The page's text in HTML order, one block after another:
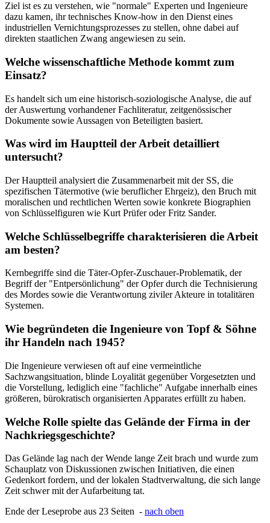
Ziel ist es zu verstehen, wie "normale" Experten und Ingenieure
dazu kamen, ihr technisches Know-how in den Dienst eines
industriellen Vernichtungsprozesses zu stellen, ohne dabei auf
direkten staatlichen Zwang angewiesen zu sein.
Welche wissenschaftliche Methode kommt zum
Einsatz?
Es handelt sich um eine historisch-soziologische Analyse, die auf
der Auswertung vorhandener Fachliteratur, zeitgenössischer
Dokumente sowie Aussagen von Beteiligten basiert.
Was wird im Hauptteil der Arbeit detailliert
untersucht?
Der Hauptteil analysiert die Zusammenarbeit mit der SS, die
spezifischen Tätermotive (wie beruflicher Ehrgeiz), den Bruch mit
moralischen und rechtlichen Werten sowie konkrete Biographien
von Schlüsselfiguren wie Kurt Prüfer oder Fritz Sander.
Welche Schlüsselbegriffe charakterisieren die Arbeit
am besten?
Kernbegriffe sind die Täter-Opfer-Zuschauer-Problematik, der
Begriff der "Entpersönlichung" der Opfer durch die Technisierung
des Mordes sowie die Verantwortung ziviler Akteure in totalitären
Systemen.
Wie begründeten die Ingenieure von Topf & Söhne
ihr Handeln nach 1945?
Die Ingenieure verwiesen oft auf eine vermeintliche
Sachzwangsituation, blinde Loyalität gegenüber Vorgesetzten und
die Vorstellung, lediglich eine "fachliche" Aufgabe innerhalb eines
größeren, bürokratisch organisierten Apparates erfüllt zu haben.
Welche Rolle spielte das Gelände der Firma in der
Nachkriegsgeschichte?
Das Gelände lag nach der Wende lange Zeit brach und wurde zum
Schauplatz von Diskussionen zwischen Initiativen, die einen
Gedenkort fordern, und der lokalen Stadtverwaltung, die sich lange
Zeit schwer mit der Aufarbeitung tat.
Ende der Leseprobe aus 23 Seiten - nach oben